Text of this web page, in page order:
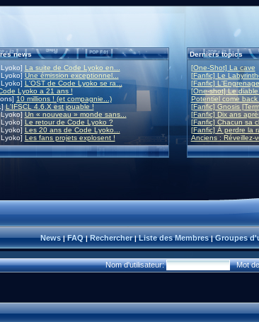
news
La suite de Code Lyoko en...
Lyoko]Une émission exceptionnel...
L'OST de Code Lyoko se ra...
Lyoko a 21 ans !
10 millions ! (et compagnie...)
L'IFSCL 4.6.X est jouable !
Un « nouveau » monde sans...
Le retour de Code Lyoko ?
Les 20 ans de Code Lyoko...
Les fans projets explosent !
Derniers topics
[One-Shot] La cave
[Fanfic] Le
[Fanfic]
[One-shot] Le
Potentiel come
[Fanfic] Gnosis
[Fanfic] Dix ans
[Fanfic] Chacun sa
[Fanfic] À perdre la
Anciens : Réveillez-
News|FAQ|Rechercher|Liste des Membres|Groupes
Nom d'utilisateur: Mot